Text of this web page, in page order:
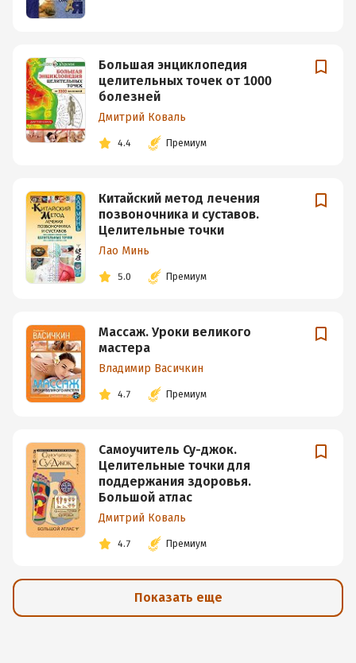
Большая энциклопедия
целительных точек от 1000
болезней
Дмитрий Коваль
4.4 Премиум
Китайский метод лечения
позвоночника и суставов.
Целительные точки
Лао Минь
5.0 Премиум
Массаж. Уроки великого
мастера
Владимир Васичкин
4.7 Премиум
Самоучитель Су-джок.
Целительные точки для
поддержания здоровья.
Большой атлас
Дмитрий Коваль
4.7 Премиум
Показать еще